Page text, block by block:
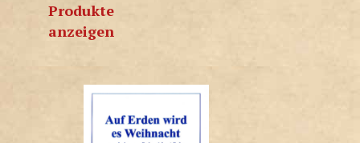
Produkte
anzeigen